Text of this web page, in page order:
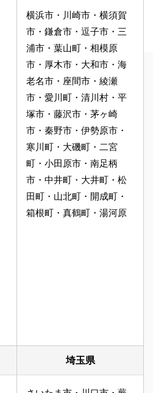
横浜市・川崎市・横須賀
市・鎌倉市・逗子市・三
浦市・葉山町・相模原
市・厚木市・大和市・海
老名市・座間市・綾瀬
市・愛川町・清川村・平
塚市・藤沢市・茅ヶ崎
市・秦野市・伊勢原市・
寒川町・大磯町・二宮
町・小田原市・南足柄
市・中井町・大井町・松
田町・山北町・開成町・
箱根町・真鶴町・湯河原
埼玉県